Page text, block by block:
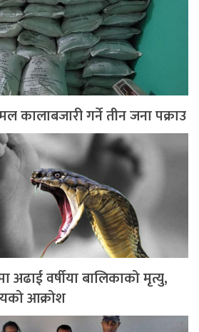
कालाबजारी गर्ने तीन जना पक्राउ
अढाई वर्षीया बालिकाको मृत्यु,
आक्रोश